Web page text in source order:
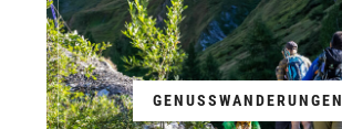
GENUSSWANDERUNGEN